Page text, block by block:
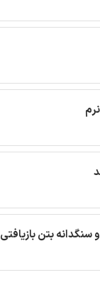
سنگدانه بتن بازیافتی